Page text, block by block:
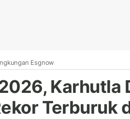
Esgnow
Karhutla
Terburuk